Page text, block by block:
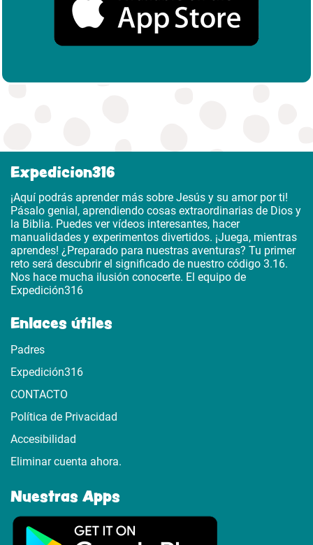
Expedicion316
¡Aquí podrás aprender más sobre Jesús y su amor por ti!
Pásalo genial, aprendiendo cosas extraordinarias de Dios y
la Biblia. Puedes ver vídeos interesantes, hacer
manualidades y experimentos divertidos. ¡Juega, mientras
aprendes! ¿Preparado para nuestras aventuras? Tu primer
reto será descubrir el significado de nuestro código 3.16.
Nos hace mucha ilusión conocerte. El equipo de
Expedición316
Enlaces útiles
Padres
Expedición316
CONTACTO
Política de Privacidad
Accesibilidad
Eliminar cuenta ahora.
Nuestras Apps